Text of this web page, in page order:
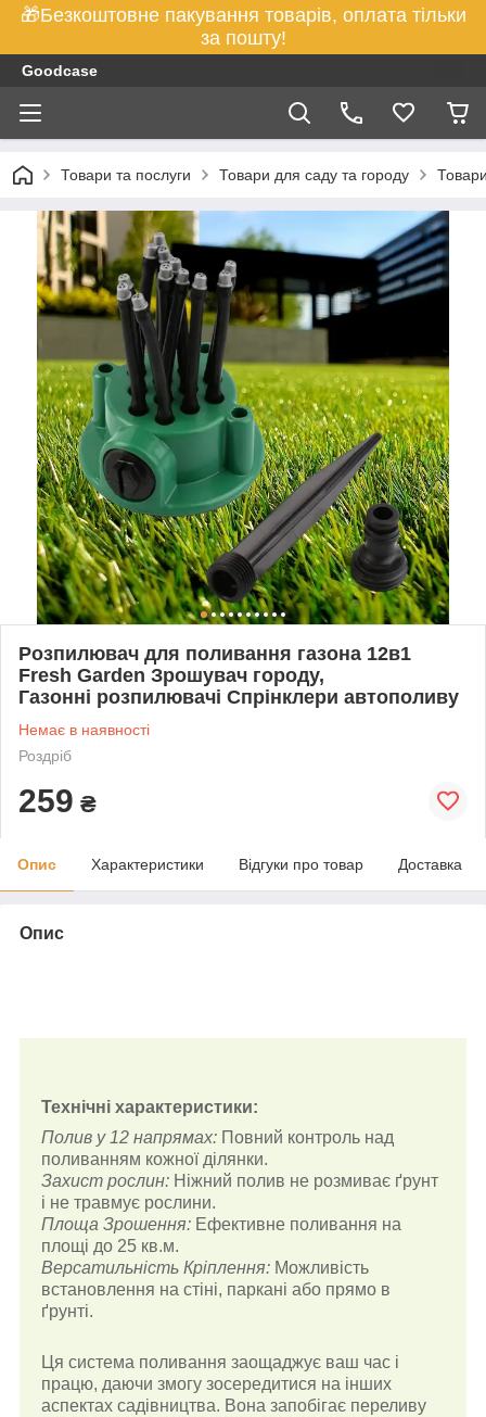
🎁Безкоштовне пакування товарів, оплата тільки
за пошту!
Goodcase
Товари та послуги Товари для саду та городу
Розпилювач для поливання газона 12в1
Fresh Garden Зрошувач городу,
Газонні розпилювачі Спрінклери автополиву
Немає в наявності
Роздріб
259 ₴
Опис Характеристики Відгуки про товар Доставка
Опис
Технічні характеристики:
Полив у 12 напрямах: Повний контроль над
поливанням кожної ділянки.
Захист рослин: Ніжний полив не розмиває ґрунт
і не травмує рослини.
Площа Зрошення: Ефективне поливання на
площі до 25 кв.м.
Версатильність Кріплення: Можливість
встановлення на стіні, паркані або прямо в
ґрунті.
Ця система поливання заощаджує ваш час і
працю, даючи змогу зосередитися на інших
аспектах садівництва. Вона запобігає переливу